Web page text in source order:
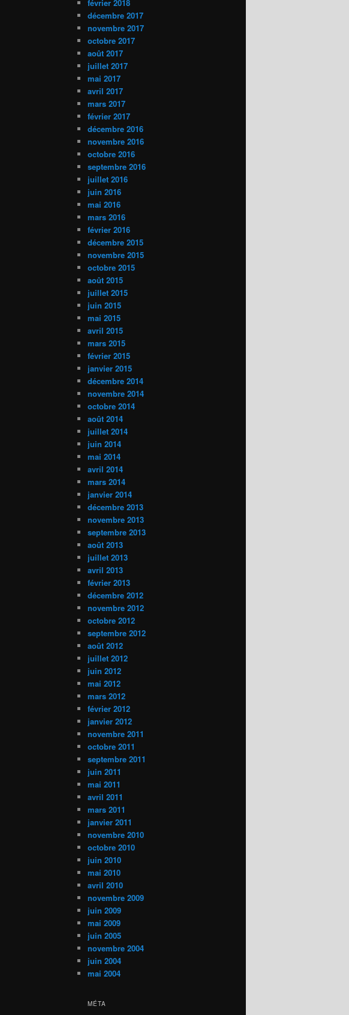
février 2018
décembre 2017
novembre 2017
octobre 2017
août 2017
juillet 2017
mai 2017
avril 2017
mars 2017
février 2017
décembre 2016
novembre 2016
octobre 2016
septembre 2016
juillet 2016
juin 2016
mai 2016
mars 2016
février 2016
décembre 2015
novembre 2015
octobre 2015
août 2015
juillet 2015
juin 2015
mai 2015
avril 2015
mars 2015
février 2015
janvier 2015
décembre 2014
novembre 2014
octobre 2014
août 2014
juillet 2014
juin 2014
mai 2014
avril 2014
mars 2014
janvier 2014
décembre 2013
novembre 2013
septembre 2013
août 2013
juillet 2013
avril 2013
février 2013
décembre 2012
novembre 2012
octobre 2012
septembre 2012
août 2012
juillet 2012
juin 2012
mai 2012
mars 2012
février 2012
janvier 2012
novembre 2011
octobre 2011
septembre 2011
juin 2011
mai 2011
avril 2011
mars 2011
janvier 2011
novembre 2010
octobre 2010
juin 2010
mai 2010
avril 2010
novembre 2009
juin 2009
mai 2009
juin 2005
novembre 2004
juin 2004
mai 2004
MÉTA